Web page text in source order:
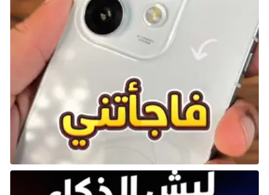
تمثل الإصدارات الأولى من سلسلة NBA 2K نموذجًا مثاليًّا
لتصميم أوضاع المسيرة، وتبرز NBA 2K16 كواحدة من أبرز تلك
الإصدارات. قدمت اللعبة توازنًا بين العمق وسهولة التعلم،
دون التعقيد المفرط، مما جعلها ممتعة ومناسبة
للمبتدئين والمخضرمين على حد سواء.
تميزت اللعبة بغياب استراتيجيات الربحية المبالغ فيها التي
أصبحت شائعة في الإصدارات اللاحقة، حيث ركزت على تقديم
تجربة ممتعة قبل كل شيء. ورغم أن القصة لم تكن معقدة
بشكل كبير، إلا أنها كانت مثيرة بما يكفي للحفاظ على تفاعل